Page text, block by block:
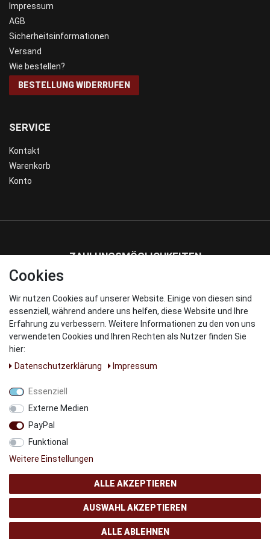
SERVICE
Kontakt
Warenkorb
Konto
Impressum
AGB
Sicherheitsinformationen
Versand
Wie bestellen?
BESTELLUNG WIDERRUFEN
ZAHLUNGSMÖGLICHKEITEN
WIR VERSENDEN MIT
© Copyright 2024 AB GSMshop.at GmbH. All rights reserved
Cookies
Wir nutzen Cookies auf unserer Website. Einige von diesen sind
essenziell, während andere uns helfen, diese Website und Ihre
Erfahrung zu verbessern. Weitere Informationen zu den von uns
verwendeten Cookies und Ihren Rechten als Nutzer finden Sie
hier:
Daten­schutz­erklärung
Impressum
Essenziell
Externe Medien
PayPal
Funktional
Weitere Einstellungen
ALLE AKZEPTIEREN
AUSWAHL AKZEPTIEREN
ALLE ABLEHNEN